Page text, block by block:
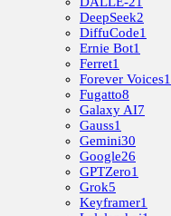
DeepSeek2
DiffuCode1
Ernie Bot1
Ferret1
Forever Voices1
Fugatto8
Galaxy AI7
Gauss1
Gemini30
Google26
GPTZero1
Grok5
Keyframer1